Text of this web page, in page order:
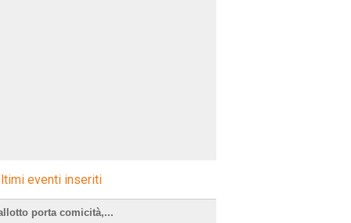
eventi inseriti
porta comicità,...